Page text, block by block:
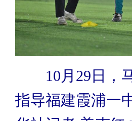
10月29日，
指导福建霞浦一